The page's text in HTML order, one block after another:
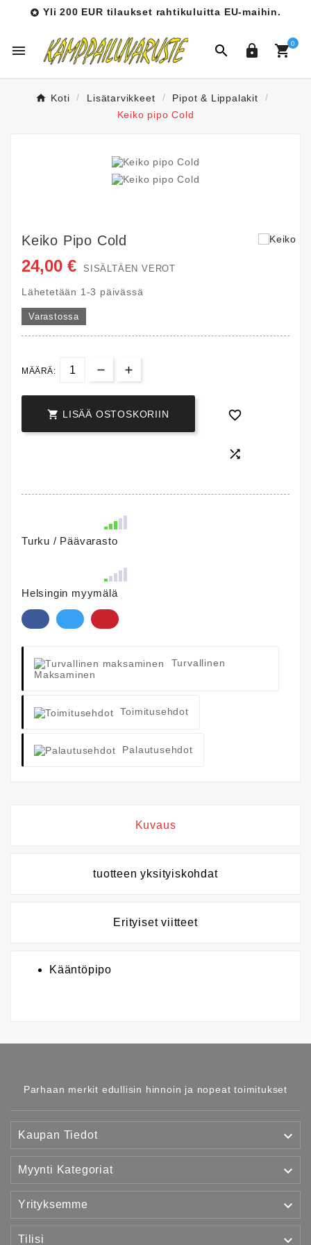
 Yli 200 EUR tilaukset rahtikuluitta EU-maihin.
   0
Koti Lisätarvikkeet
Pipot & Lippalakit
Keiko pipo Cold
Keiko Pipo Cold
24,00 € SISÄLTÄEN VEROT
Lähetetään 1-3 päivässä
Varastossa
MÄÄRÄ:
 LISÄÄ OSTOSKORIIN 

Turku / Päävarasto
Helsingin myymälä
Turvallinen
Maksaminen
Toimitusehdot
Palautusehdot
Kuvaus
tuotteen yksityiskohdat
Erityiset viitteet
Kääntöpipo
Parhaan merkit edullisin hinnoin ja nopeat toimitukset
Kaupan Tiedot 
Myynti Kategoriat 
Yrityksemme 
Tilisi 